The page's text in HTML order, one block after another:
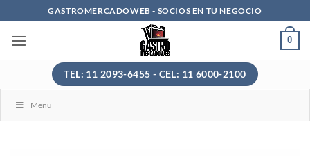
al
contenido
GASTROMERCADOWEB - SOCIOS EN TU NEGOCIO
0
TEL: 11 2093-6455 - CEL: 11 6000-2100
Menu